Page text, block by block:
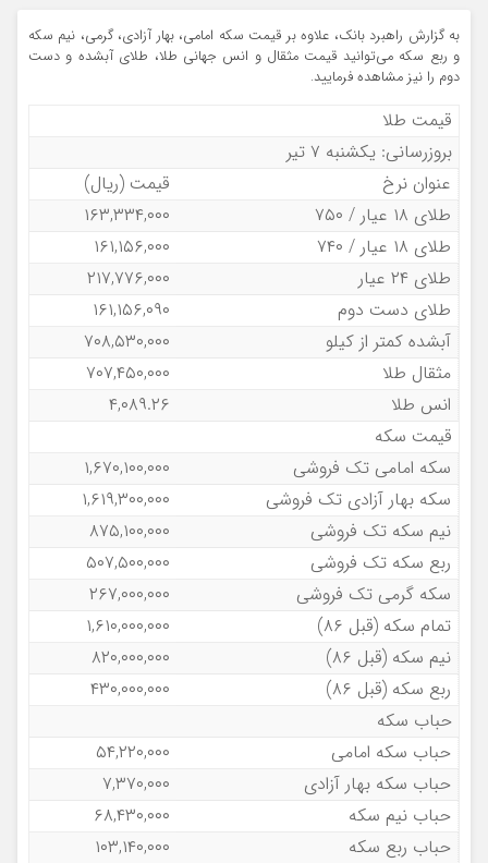
به گزارش راهبرد بانک، علاوه بر قیمت سکه امامی، بهار آزادی، گرمی، نیم سکه
و ربع سکه می‌توانید قیمت مثقال و انس جهانی طلا، طلای آبشده و دست
دوم را نیز مشاهده فرمایید.
قیمت طلا
بروزرسانی: یکشنبه ۷ تیر
عنوان نرخ
قیمت (ریال)
طلای ۱۸ عیار / ۷۵۰
۱۶۳,۳۳۴,۰۰۰
طلای ۱۸ عیار / ۷۴۰
۱۶۱,۱۵۶,۰۰۰
طلای ۲۴ عیار
۲۱۷,۷۷۶,۰۰۰
طلای دست دوم
۱۶۱,۱۵۶,۰۹۰
آبشده کمتر از کیلو
۷۰۸,۵۳۰,۰۰۰
مثقال طلا
۷۰۷,۴۵۰,۰۰۰
انس طلا
۴,۰۸۹.۲۶
قیمت سکه
سکه امامی تک فروشی
۱,۶۷۰,۱۰۰,۰۰۰
سکه بهار آزادی تک فروشی
۱,۶۱۹,۳۰۰,۰۰۰
نیم سکه تک فروشی
۸۷۵,۱۰۰,۰۰۰
ربع سکه تک فروشی
۵۰۷,۵۰۰,۰۰۰
سکه گرمی تک فروشی
۲۶۷,۰۰۰,۰۰۰
تمام سکه (قبل ۸۶)
۱,۶۱۰,۰۰۰,۰۰۰
نیم سکه (قبل ۸۶)
۸۲۰,۰۰۰,۰۰۰
ربع سکه (قبل ۸۶)
۴۳۰,۰۰۰,۰۰۰
حباب سکه
حباب سکه امامی
۵۴,۲۲۰,۰۰۰
حباب سکه بهار آزادی
۷,۳۷۰,۰۰۰
حباب نیم سکه
۶۸,۴۳۰,۰۰۰
حباب ربع سکه
۱۰۳,۱۴۰,۰۰۰